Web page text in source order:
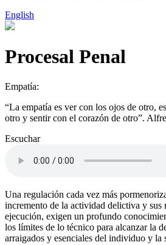
English
Procesal Penal
Empatía:
“La empatía es ver con los ojos de otro,
otro y sentir con el corazón de otro”.
Escuchar
Una regulación cada vez más
incremento de la actividad delictiva y sus
ejecución, exigen un profundo
los límites de lo técnico para alcanzar la
arraigados y esenciales del individuo y la